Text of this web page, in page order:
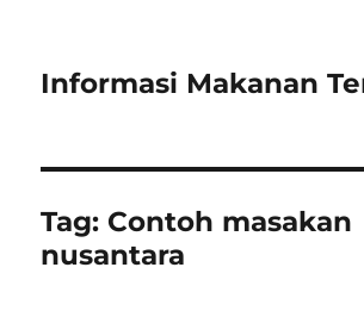
Informasi Makanan
Tag: Contoh masakan
nusantara